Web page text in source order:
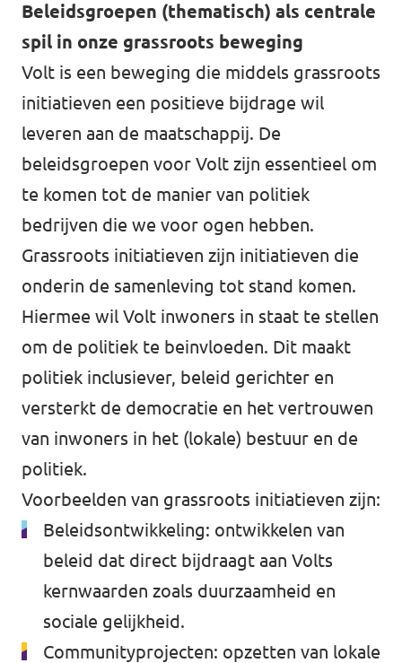
Wassenaar
Lansingerland
Afdelingsbesturen
Bestuur Haag- en Rijnland
Bestuur Rotterdam Zuid-Holland Zuid
Vacatures
Beleidsgroepen (thematisch) als centrale
spil in onze grassroots beweging
Volt is een beweging die middels grassroots
initiatieven een positieve bijdrage wil
leveren aan de maatschappij. De
beleidsgroepen voor Volt zijn essentieel om
te komen tot de manier van politiek
bedrijven die we voor ogen hebben.
Grassroots initiatieven zijn initiatieven die
onderin de samenleving tot stand komen.
Hiermee wil Volt inwoners in staat te stellen
om de politiek te beinvloeden. Dit maakt
politiek inclusiever, beleid gerichter en
versterkt de democratie en het vertrouwen
van inwoners in het (lokale) bestuur en de
politiek.
Voorbeelden van grassroots initiatieven zijn:
Beleidsontwikkeling: ontwikkelen van
beleid dat direct bijdraagt aan Volts
kernwaarden zoals duurzaamheid en
sociale gelijkheid.
Communityprojecten: opzetten van lokale